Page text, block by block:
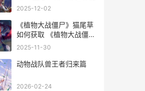
2025-12-02
《植物大战僵尸》猫尾草
如何获取 《植物大战僵
尸》
2025-11-30
动物战队兽王者归来篇
2026-02-24